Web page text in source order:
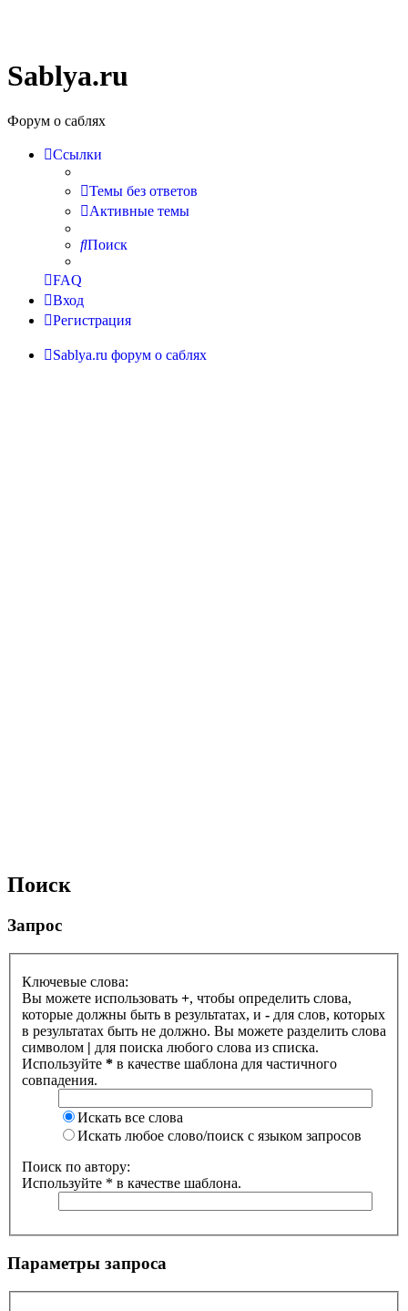
Sablya.ru
Форум о саблях
Ссылки
Темы без ответов
Активные темы
Поиск
FAQ
Вход
Регистрация
Sablya.ru форум о саблях
Поиск
Запрос
Ключевые слова:
Вы можете использовать +, чтобы определить слова,
которые должны быть в результатах, и - для слов, которых
в результатах быть не должно. Вы можете разделить слова
символом | для поиска любого слова из списка.
Используйте * в качестве шаблона для частичного
совпадения.
Искать все слова
Искать любое слово/поиск с языком запросов
Поиск по автору:
Используйте * в качестве шаблона.
Параметры запроса